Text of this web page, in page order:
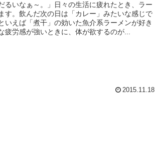
るいなぁ～。」日々の生活に疲れたとき、ラー
す。飲んだ次の日は「カレー」みたいな感じで
いえば「煮干」の効いた魚介系ラーメンが好き
疲労感が強いときに、体が欲するのが...
2015.11.18